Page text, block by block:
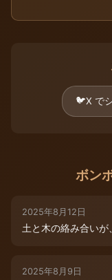
🐦X で
ボン
2025年8月12日
土と木の絡み合い
2025年8月9日